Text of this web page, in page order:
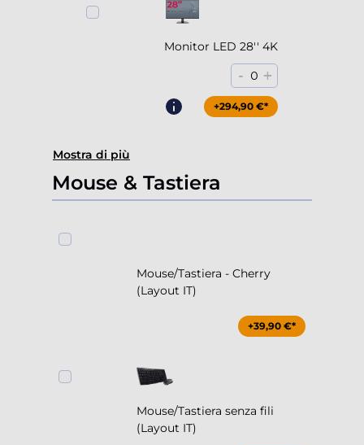
Monitor LED 28'' 4K
- 0 +
+294,90 €*
Mostra di più
Mouse & Tastiera
Mouse/Tastiera - Cherry
(Layout IT)
+39,90 €*
Mouse/Tastiera senza fili
(Layout IT)